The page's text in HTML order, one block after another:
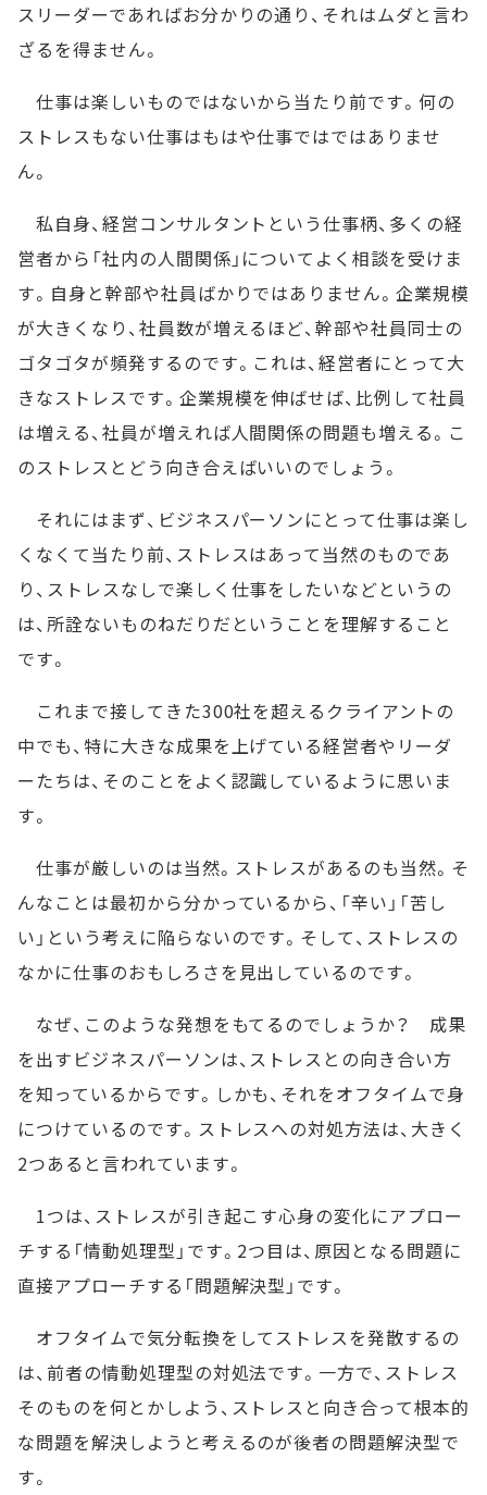
スリーダーであればお分かりの通り、それはムダと言わ
ざるを得ません。
仕事は楽しいものではないから当たり前です。何の
ストレスもない仕事はもはや仕事ではではありませ
ん。
私自身、経営コンサルタントという仕事柄、多くの経
営者から「社内の人間関係」についてよく相談を受けま
す。自身と幹部や社員ばかりではありません。企業規模
が大きくなり、社員数が増えるほど、幹部や社員同士の
ゴタゴタが頻発するのです。これは、経営者にとって大
きなストレスです。企業規模を伸ばせば、比例して社員
は増える、社員が増えれば人間関係の問題も増える。こ
のストレスとどう向き合えばいいのでしょう。
それにはまず、ビジネスパーソンにとって仕事は楽し
くなくて当たり前、ストレスはあって当然のものであ
り、ストレスなしで楽しく仕事をしたいなどというの
は、所詮ないものねだりだということを理解すること
です。
これまで接してきた300社を超えるクライアントの
中でも、特に大きな成果を上げている経営者やリーダ
ーたちは、そのことをよく認識しているように思いま
す。
仕事が厳しいのは当然。ストレスがあるのも当然。そ
んなことは最初から分かっているから、「辛い」「苦し
い」という考えに陥らないのです。そして、ストレスの
なかに仕事のおもしろさを見出しているのです。
なぜ、このような発想をもてるのでしょうか？ 成果
を出すビジネスパーソンは、ストレスとの向き合い方
を知っているからです。しかも、それをオフタイムで身
につけているのです。ストレスへの対処方法は、大きく
2つあると言われています。
1つは、ストレスが引き起こす心身の変化にアプロー
チする「情動処理型」です。2つ目は、原因となる問題に
直接アプローチする「問題解決型」です。
オフタイムで気分転換をしてストレスを発散するの
は、前者の情動処理型の対処法です。一方で、ストレス
そのものを何とかしよう、ストレスと向き合って根本的
な問題を解決しようと考えるのが後者の問題解決型で
す。